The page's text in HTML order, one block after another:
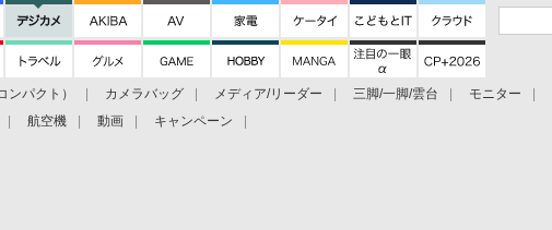
ンパクト） カメラバッグ メディア/リーダー 三脚/一脚/雲台 モニター
航空機 動画 キャンペーン